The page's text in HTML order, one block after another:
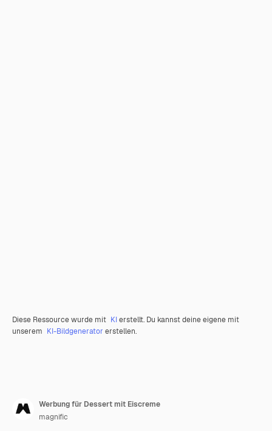
Diese Ressource wurde mit KIerstellt. Du kannst deine eigene mit
unserem KI-Bildgenerator erstellen.
Werbung für Dessert mit Eiscreme
magnific